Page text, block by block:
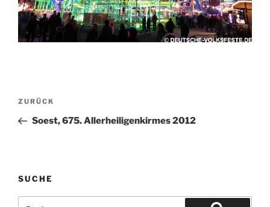
Beitragsnavigation
Vorheriger
Beitrag
ZURÜCK
Soest, 675. Allerheiligenkirmes 2012
SUCHE